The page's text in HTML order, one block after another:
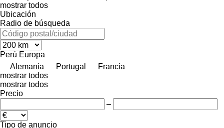
mostrar todos
Ubicación
Radio de búsqueda
Perú Europa
Alemania
Portugal
Francia
mostrar todos
mostrar todos
Precio
–
Tipo de anuncio